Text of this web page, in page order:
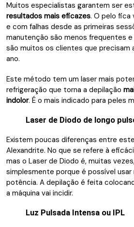
Muitos especialistas garantem ser
resultados mais eficazes. O pelo fica
e com falhas desde as primeiras
manutenção são menos frequentes
são muitos os clientes que precisam
ano.
Este método tem um laser mais
refrigeração que torna a depilação
indolor. É o mais indicado para peles
Laser de Diodo de longo
Existem poucas diferenças entre
Alexandrite. No que se refere à
mas o Laser de Diodo é, muitas
simplesmente porque é possível usar
potência. A depilação é feita
a máquina vai incidir.
Luz Pulsada Intensa ou IPL